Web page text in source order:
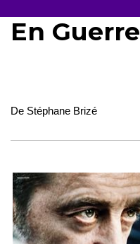
En Guerre
De Stéphane Brizé